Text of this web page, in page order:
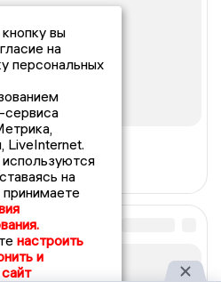
вы
на
персональных
сервиса
LiveInternet.
на
настроить
и